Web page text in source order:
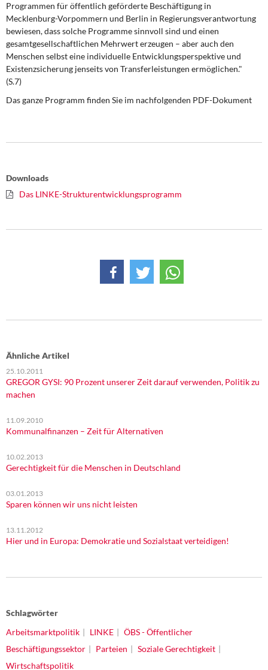
Über mich
Kontakt
Programmen für öffentlich geförderte Beschäftigung in
Mecklenburg-Vorpommern und Berlin in Regierungsverantwortung
bewiesen, dass solche Programme sinnvoll sind und einen
gesamtgesellschaftlichen Mehrwert erzeugen – aber auch den
Menschen selbst eine individuelle Entwicklungsperspektive und
Existenzsicherung jenseits von Transferleistungen ermöglichen."
(S.7)
Das ganze Programm finden Sie im nachfolgenden PDF-Dokument
Downloads
Das LINKE-Strukturentwicklungsprogramm
Ähnliche Artikel
25.10.2011
GREGOR GYSI: 90 Prozent unserer Zeit darauf verwenden, Politik zu
machen
11.09.2010
Kommunalfinanzen – Zeit für Alternativen
10.02.2013
Gerechtigkeit für die Menschen in Deutschland
03.01.2013
Sparen können wir uns nicht leisten
13.11.2012
Hier und in Europa: Demokratie und Sozialstaat verteidigen!
Schlagwörter
Arbeitsmarktpolitik
LINKE
ÖBS - Öffentlicher
Beschäftigungssektor
Parteien
Soziale Gerechtigkeit
Wirtschaftspolitik